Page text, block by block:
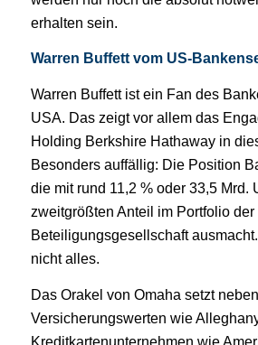
erhalten sein.
Warren Buffett vom US-
Warren Buffett ist ein Fan des
USA. Das zeigt vor allem das
Holding Berkshire Hathaway in
Besonders auffällig: Die Position
die mit rund 11,2 % oder 33,5 Mrd.
zweitgrößten Anteil im Portfolio der
Beteiligungsgesellschaft
nicht alles.
Das Orakel von Omaha setzt neben
Versicherungswerten wie
Kreditkartenunternehmen wie